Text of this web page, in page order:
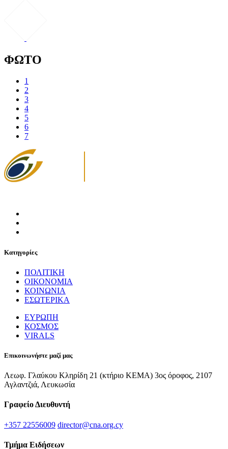
ΦΩΤΟ
1
2
3
4
5
6
7
Κατηγορίες
ΠΟΛΙΤΙΚΗ
ΟΙΚΟΝΟΜΙΑ
ΚΟΙΝΩΝΙΑ
ΕΣΩΤΕΡΙΚΑ
ΕΥΡΩΠΗ
ΚΟΣΜΟΣ
VIRALS
Επικοινωνήστε μαζί μας
Λεωφ. Γλαύκου Κληρίδη 21 (κτήριο ΚΕΜΑ) 3ος όροφος, 2107
Αγλαντζιά, Λευκωσία
Γραφείο Διευθυντή
+357 22556009 director@cna.org.cy
Τμήμα Ειδήσεων